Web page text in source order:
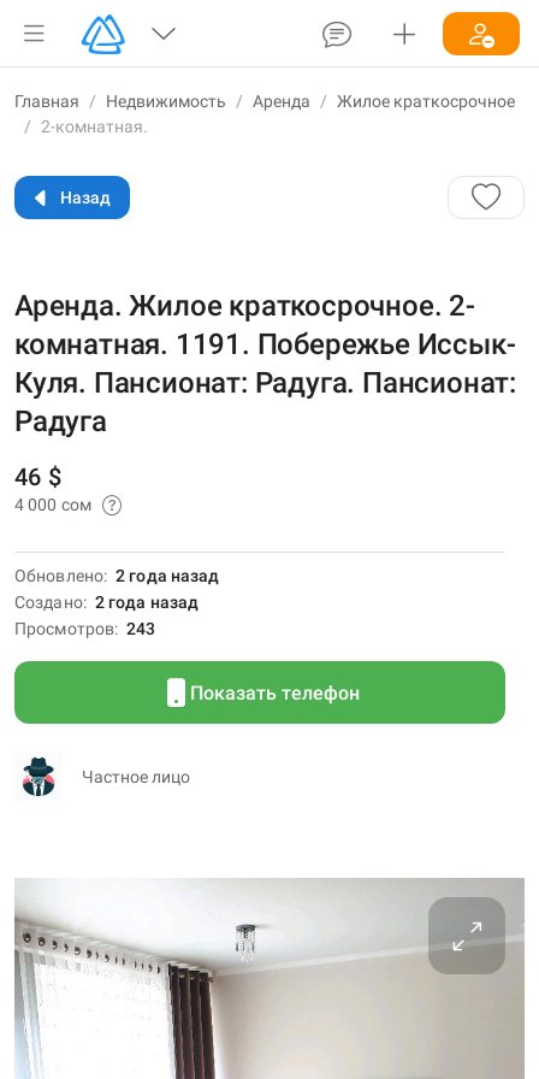
Главная / Недвижимость / Аренда / Жилое краткосрочное
/ 2-комнатная.
Назад
Аренда. Жилое краткосрочное. 2-
комнатная. 1191. Побережье Иссык-
Куля. Пансионат: Радуга. Пансионат:
Радуга
46 $
4 000 сом
Обновлено
2 года назад
Создано
2 года назад
Просмотров
243
Показать телефон
Частное лицо